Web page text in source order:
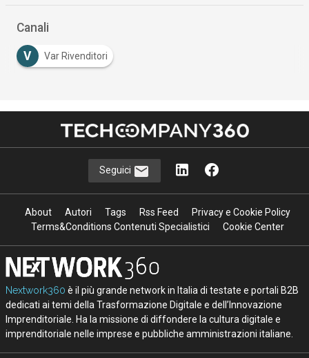
Canali
V Var Rivenditori
Seguici
About Autori Tags Rss Feed
Privacy e Cookie Policy
Terms&Conditions Contenuti Specialistici
Cookie Center
Nextwork360 è il più grande network in Italia di testate e portali B2B
dedicati ai temi della Trasformazione Digitale e dell’Innovazione
Imprenditoriale. Ha la missione di diffondere la cultura digitale e
imprenditoriale nelle imprese e pubbliche amministrazioni italiane.